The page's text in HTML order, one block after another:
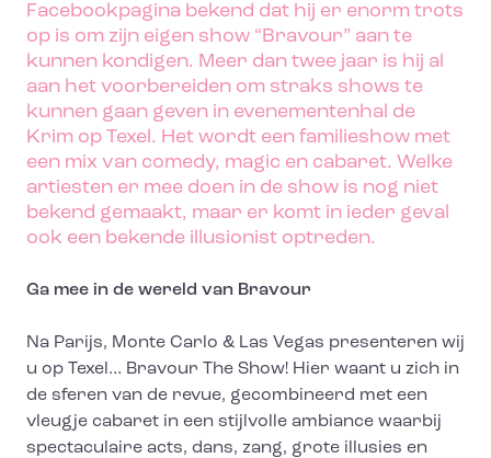
Facebookpagina bekend dat hij er enorm trots
op is om zijn eigen show “Bravour” aan te
kunnen kondigen. Meer dan twee jaar is hij al
aan het voorbereiden om straks shows te
kunnen gaan geven in evenementenhal de
Krim op Texel. Het wordt een familieshow met
een mix van comedy, magic en cabaret. Welke
artiesten er mee doen in de show is nog niet
bekend gemaakt, maar er komt in ieder geval
ook een bekende illusionist optreden.
Ga mee in de wereld van Bravour
Na Parijs, Monte Carlo & Las Vegas presenteren wij
u op Texel… Bravour The Show! Hier waant u zich in
de sferen van de revue, gecombineerd met een
vleugje cabaret in een stijlvolle ambiance waarbij
spectaculaire acts, dans, zang, grote illusies en